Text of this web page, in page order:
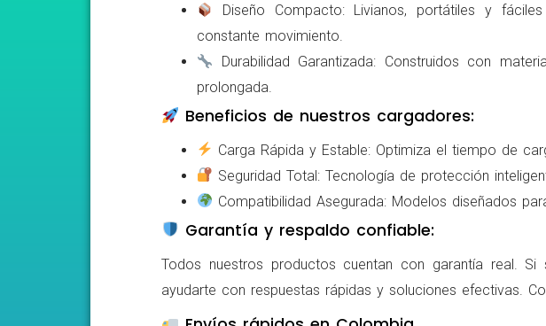
Diseño Compacto: Livianos, portátiles y
constante movimiento.
Durabilidad Garantizada: Construidos con
prolongada.
Beneficios de nuestros cargadores:
Carga Rápida y Estable: Optimiza el tiempo de
Seguridad Total: Tecnología de protección
Compatibilidad Asegurada: Modelos diseñados
Garantía y respaldo confiable:
Todos nuestros productos cuentan con garantía real.
ayudarte con respuestas rápidas y soluciones efectivas.